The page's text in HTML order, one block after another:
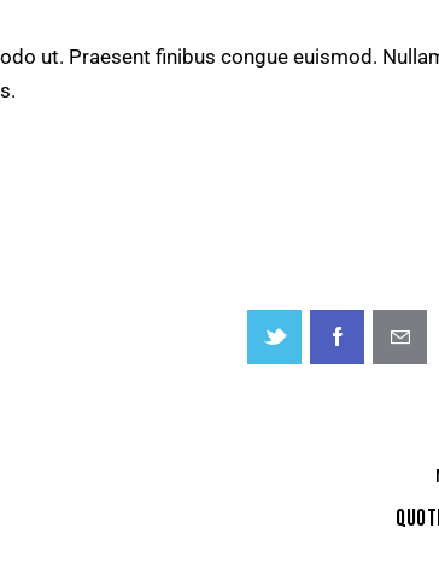
ut. Praesent finibus congue euismod.